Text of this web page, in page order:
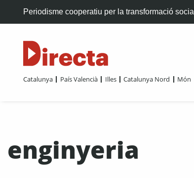
Periodisme cooperatiu per la transformació social
Catalunya País Valencià Illes Catalunya Nord Món
enginyeria